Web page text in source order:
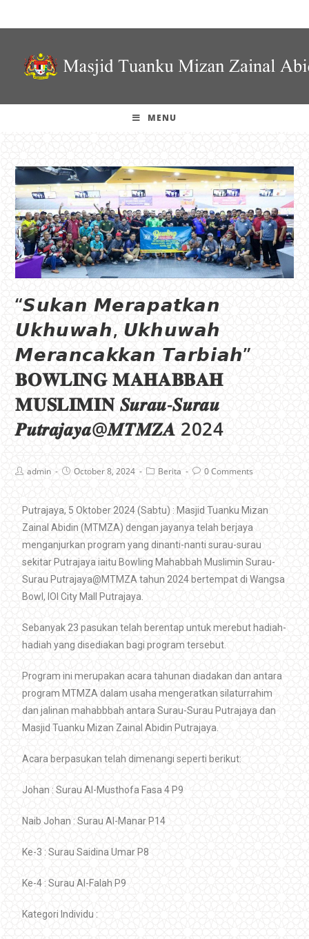
MENU
“𝙎𝙪𝙠𝙖𝙣 𝙈𝙚𝙧𝙖𝙥𝙖𝙩𝙠𝙖𝙣
𝙐𝙠𝙝𝙪𝙬𝙖𝙝, 𝙐𝙠𝙝𝙪𝙬𝙖𝙝
𝙈𝙚𝙧𝙖𝙣𝙘𝙖𝙠𝙠𝙖𝙣 𝙏𝙖𝙧𝙗𝙞𝙖𝙝”
𝐁𝐎𝐖𝐋𝐈𝐍𝐆 𝐌𝐀𝐇𝐀𝐁𝐁𝐀𝐇
𝐌𝐔𝐒𝐋𝐈𝐌𝐈𝐍 𝑺𝒖𝒓𝒂𝒖-𝑺𝒖𝒓𝒂𝒖
𝑷𝒖𝒕𝒓𝒂𝒋𝒂𝒚𝒂@𝑴𝑻𝑴𝒁𝑨 2024
admin October 8, 2024 Berita 0 Comments
Putrajaya, 5 Oktober 2024 (Sabtu) : Masjid Tuanku Mizan
Zainal Abidin (MTMZA) dengan jayanya telah berjaya
menganjurkan program yang dinanti-nanti surau-surau
sekitar Putrajaya iaitu Bowling Mahabbah Muslimin Surau-
Surau Putrajaya@MTMZA tahun 2024 bertempat di Wangsa
Bowl, IOI City Mall Putrajaya.
Sebanyak 23 pasukan telah berentap untuk merebut hadiah-
hadiah yang disediakan bagi program tersebut.
Program ini merupakan acara tahunan diadakan dan antara
program MTMZA dalam usaha mengeratkan silaturrahim
dan jalinan mahabbbah antara Surau-Surau Putrajaya dan
Masjid Tuanku Mizan Zainal Abidin Putrajaya.
Acara berpasukan telah dimenangi seperti berikut:
Johan : Surau Al-Musthofa Fasa 4 P9
Naib Johan : Surau Al-Manar P14
Ke-3 : Surau Saidina Umar P8
Ke-4 : Surau Al-Falah P9
Kategori Individu :